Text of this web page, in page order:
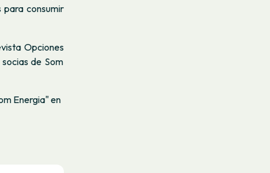
consumir
Opciones
de Som
Energia" en